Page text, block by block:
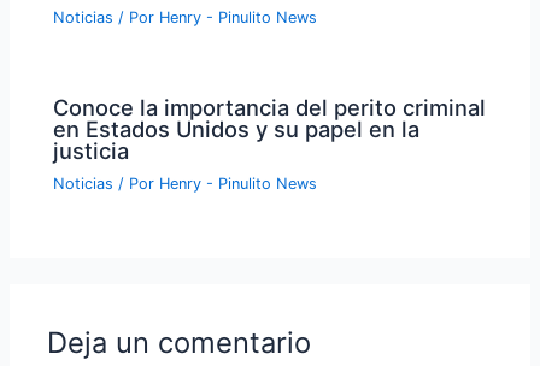
Noticias / Por Henry - Pinulito News
Conoce la importancia del perito criminal
en Estados Unidos y su papel en la
justicia
Noticias / Por Henry - Pinulito News
Deja un comentario